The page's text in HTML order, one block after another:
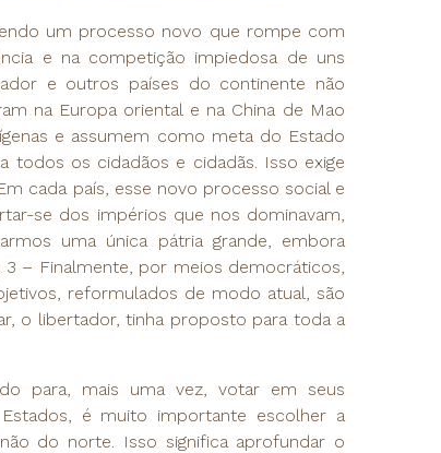
um processo novo que rompe com
e na competição impiedosa de uns
e outros países do continente não
na Europa oriental e na China de Mao
e assumem como meta do Estado
todos os cidadãos e cidadãs. Isso exige
cada país, esse novo processo social e
se dos impérios que nos dominavam,
uma única pátria grande, embora
– Finalmente, por meios democráticos,
reformulados de modo atual, são
o libertador, tinha proposto para toda a
para, mais uma vez, votar em seus
é muito importante escolher a
do norte. Isso significa aprofundar o